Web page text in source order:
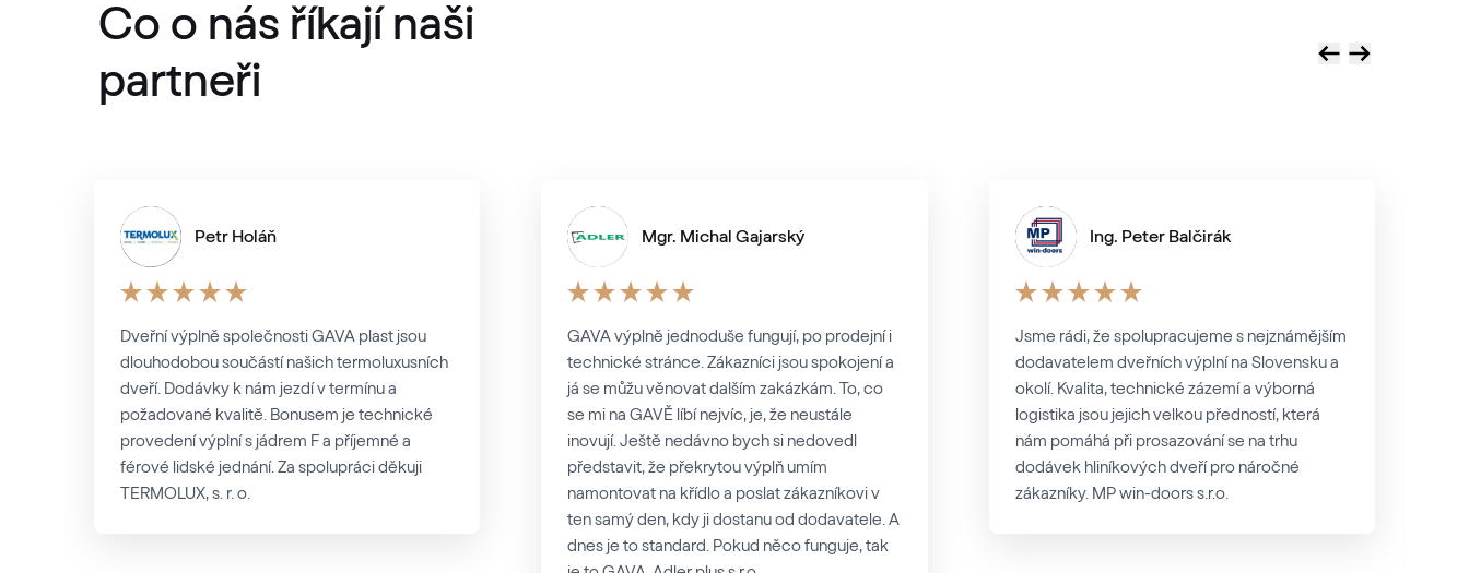
Co o nás říkají naši
partneři
Petr Holáň
Dveřní výplně společnosti GAVA plast jsou
dlouhodobou součástí našich termoluxusních
dveří. Dodávky k nám jezdí v termínu a
požadované kvalitě. Bonusem je technické
provedení výplní s jádrem F a příjemné a
férové lidské jednání. Za spolupráci děkuji
TERMOLUX, s. r. o.
Mgr. Michal Gajarský
GAVA výplně jednoduše fungují, po prodejní i
technické stránce. Zákazníci jsou spokojení a
já se můžu věnovat dalším zakázkám. To, co
se mi na GAVĚ líbí nejvíc, je, že neustále
inovují. Ještě nedávno bych si nedovedl
představit, že překrytou výplň umím
namontovat na křídlo a poslat zákazníkovi v
ten samý den, kdy ji dostanu od dodavatele. A
dnes je to standard. Pokud něco funguje, tak
Ing. Peter Balčirák
Jsme rádi, že spolupracujeme s nejznámějším
dodavatelem dveřních výplní na Slovensku a
okolí. Kvalita, technické zázemí a výborná
logistika jsou jejich velkou předností, která
nám pomáhá při prosazování se na trhu
dodávek hliníkových dveří pro náročné
zákazníky. MP win-doors s.r.o.